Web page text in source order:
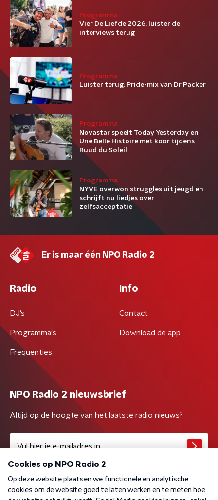
Programma
Vier De Liefde 2026: luister de
interviews terug
Programma
Luister terug: Pride-mix van Dr Packer
Programma
Novastar speelt Today Yesterday en
Une Belle Histoire met koor tijdens
Ruud du Soleil
Programma
NYVE overwon struggles uit jeugd en
schrijft nu liedjes over
zelfsacceptatie
Er is maar één NPO Radio 2
Radio
DJ’s
Programma's
Frequenties
Info
Contact
Download de app
NPO Radio 2 nieuwsbrief
Altijd op de hoogte van het laatste radio nieuws?